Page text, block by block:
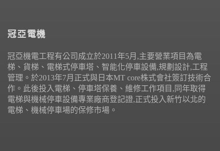
冠亞電機
冠亞機電工程有公司成立於2011年5月,主要營業項目為電
梯、貨梯、電梯式停車塔、智能化停車設備,規劃設計,工程
管理。於2013年7月正式與日本MT core株式會社簽訂技術合
作。此後投入電梯、停車塔保養、維修工作項目,同年取得
電梯與機械停車設備專業廠商登記證,正式投入新竹以北的
電梯、機械停車場的保修市場。